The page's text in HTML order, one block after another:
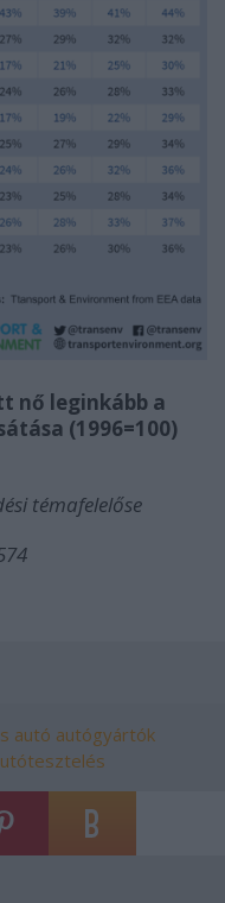
nő leginkább a
(1996=100)
témafelelőse
autó autógyártók